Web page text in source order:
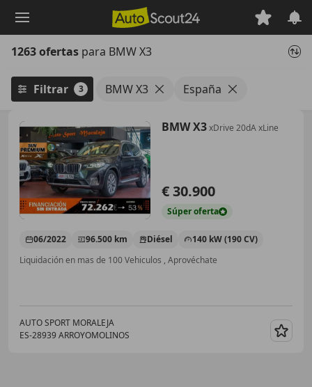
principal
1263 ofertas para BMW X3
Filtrar 3 BMW X3 España
BMW X3xDrive 20dA xLine
€ 30.900
Súperoferta
06/2022 96.500 km Diésel
140 kW (190 CV)
Liquidación en mas de 100 Vehiculos , Aprovéchate
AUTO SPORT MORALEJA
ES-28939 ARROYOMOLINOS